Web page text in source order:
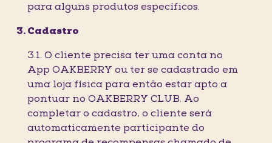
para alguns produtos específicos.
Cadastro
3.1. O cliente precisa ter uma conta no
App OAKBERRY ou ter se cadastrado em
uma loja física para então estar apto a
pontuar no OAKBERRY CLUB. Ao
completar o cadastro, o cliente será
automaticamente participante do